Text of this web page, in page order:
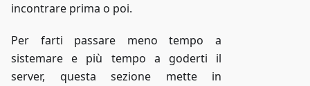
incontrare prima o poi.
Per farti passare meno tempo a
sistemare e più tempo a goderti il
server, questa sezione mette in